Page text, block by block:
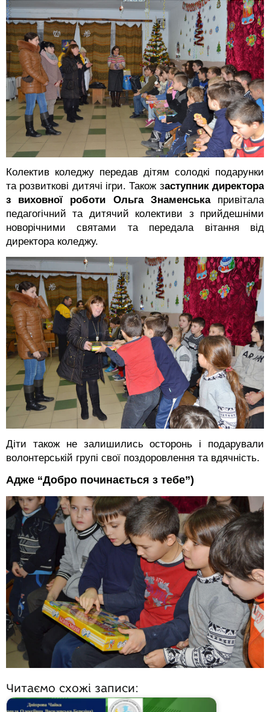
o
k
g
e
r
a
m
p
p
Колектив коледжу передав дітям солодкі подарунки
та розвиткові дитячі ігри. Також заступник директора
з виховної роботи Ольга Знаменськапривітала
педагогічний та дитячий колективи з прийдешніми
новорічними святами та передала вітання від
директора коледжу.
Діти також не залишились осторонь і подарували
волонтерській групі свої поздоровлення та вдячність.
Адже “Добро починається з тебе”)
Читаємо схожі записи: